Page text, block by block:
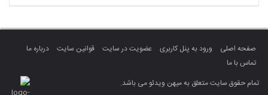
صفحه اصلی ورود به پنل کاربری عضویت در سایت قوانین سایت
درباره ما
تماس با ما
تمام حقوق سایت متعلق به میهن ویدئو می باشد.